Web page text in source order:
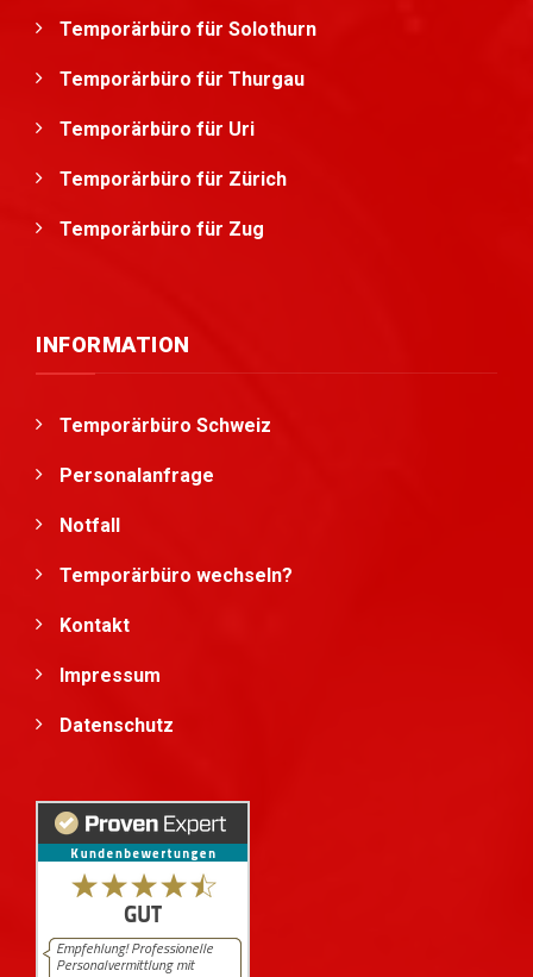
Temporärbüro für Solothurn
Temporärbüro für Thurgau
Temporärbüro für Uri
Temporärbüro für Zürich
Temporärbüro für Zug
INFORMATION
Temporärbüro Schweiz
Personalanfrage
Notfall
Temporärbüro wechseln?
Kontakt
Impressum
Datenschutz